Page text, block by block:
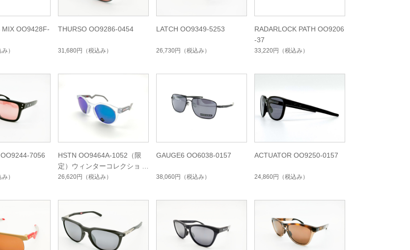
MIX OO9428F-
み）
THURSO OO9286-0454
31,680円 （税込み）
LATCH OO9349-5253
26,730円 （税込み）
RADARLOCK PATH OO9206
-37
33,220円 （税込み）
7056
み）
HSTN OO9464A-1052（限
定）ウィンターコレクション
26,620円 （税込み）
GAUGE6 OO6038-0157
38,060円 （税込み）
ACTUATOR OO9250-0157
24,860円 （税込み）